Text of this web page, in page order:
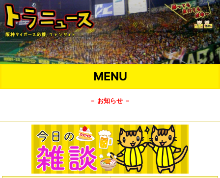
MENU
－ お知らせ －